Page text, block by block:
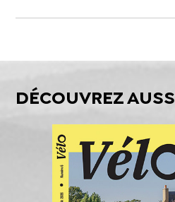
DÉCOUVREZ AUSSI